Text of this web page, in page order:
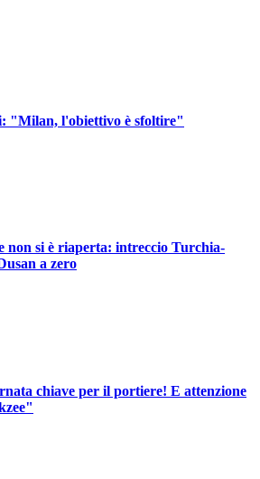
"Milan, l'obiettivo è sfoltire"
non si è riaperta: intreccio Turchia-
a zero
chiave per il portiere! E attenzione